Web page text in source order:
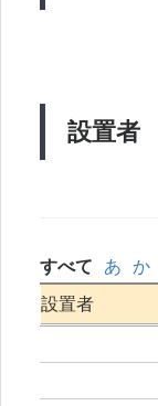
設置者
すべて あ か
設置者